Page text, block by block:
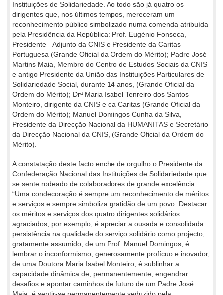
Instituições de Solidariedade. Ao todo são já quatro os
dirigentes que, nos últimos tempos, mereceram um
reconhecimento público simbolizado numa comenda atribuída
pela Presidência da República: Prof. Eugénio Fonseca,
Presidente –Adjunto da CNIS e Presidente da Caritas
Portuguesa (Grande Oficial da Ordem do Mérito); Padre José
Martins Maia, Membro do Centro de Estudos Sociais da CNIS
e antigo Presidente da União das Instituições Particulares de
Solidariedade Social, durante 14 anos, (Grande Oficial da
Ordem do Mérito); Drª Maria Isabel Tenreiro dos Santos
Monteiro, dirigente da CNIS e da Caritas (Grande Oficial da
Ordem do Mérito); Manuel Domingos Cunha da Silva,
Presidente da Direcção Nacional da HUMANITAS e Secretário
da Direcção Nacional da CNIS, (Grande Oficial da Ordem do
Mérito).
A constatação deste facto enche de orgulho o Presidente da
Confederação Nacional das Instituições de Solidariedade que
se sente rodeado de colaboradores de grande excelência.
“Uma condecoração é sempre um reconhecimento de méritos
e serviços e sempre simboliza gratidão de um povo. Destacar
os méritos e serviços dos quatro dirigentes solidários
agraciados, por exemplo, é apreciar a ousada e consolidada
persistência na qualidade do serviço solidário como projecto,
gratamente assumido, de um Prof. Manuel Domingos, é
lembrar o inconformismo, generosamente profícuo e inovador,
de uma Doutora Maria Isabel Monteiro, é sublinhar a
capacidade dinâmica de, permanentemente, engendrar
desafios e apontar caminhos de futuro de um Padre José